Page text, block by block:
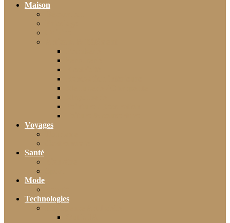
Maison
Voyages
Santé
Mode
Technologies